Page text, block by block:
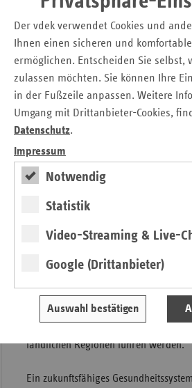
Der vdek verwendet Cookies und
Ihnen einen sicheren und
ermöglichen. Entscheiden Sie selbst,
zulassen möchten. Sie können Ihre
in der Fußzeile anpassen. Weitere
Umgang mit Drittanbieter-Cookies,
Datenschutz.
Impressum
Notwendig
Statistik
Video-Streaming & Live-
Google (Drittanbieter)
Auswahl bestätigen
Änderungen sind essenziell: Nach
sollten gesetzliche Möglichkeiten
werden, um kommunale medizinische
in strukturschwachen Regionen als
Gesundheitszentren anzusiedeln und
Rahmenbedingungen für „Community
schaffen.
Aufgaben stärker auf qualifizierte
zu verlagern. Sie fordern die
insbesondere in ländlichen Regionen.
Ansicht der Ersatzkassen auch die
Gesundheitsberufe erhöhen. Die
Hessen mindestens ein
Pflegekräfte zu erproben. Dabei
gewonnen werden, die dauerhaft zu
ländlichen Regionen führen werden.
Ein zukunftsfähiges